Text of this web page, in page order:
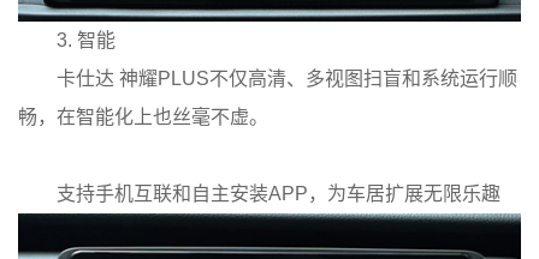
3. 智能
卡仕达 神耀PLUS不仅高清、多视图扫盲和系统运行顺
畅，在智能化上也丝毫不虚。
支持手机互联和自主安装APP，为车居扩展无限乐趣